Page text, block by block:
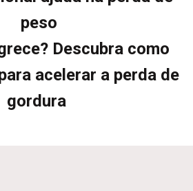
peso
Descubra como
acelerar a perda de
gordura